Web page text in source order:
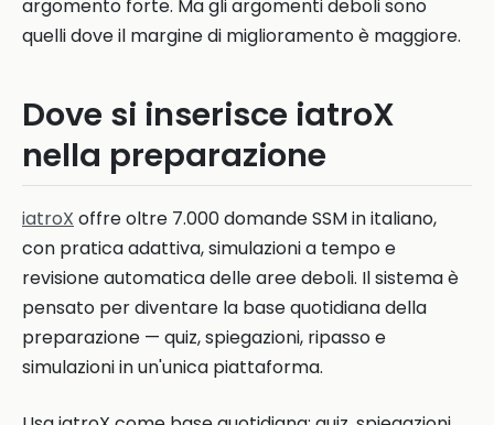
argomento forte. Ma gli argomenti deboli sono
quelli dove il margine di miglioramento è maggiore.
Dove si inserisce iatroX
nella preparazione
iatroX offre oltre 7.000 domande SSM in italiano,
con pratica adattiva, simulazioni a tempo e
revisione automatica delle aree deboli. Il sistema è
pensato per diventare la base quotidiana della
preparazione — quiz, spiegazioni, ripasso e
simulazioni in un'unica piattaforma.